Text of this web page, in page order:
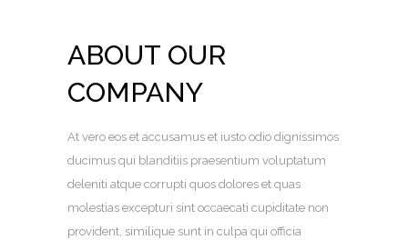
ABOUT OUR
COMPANY
At vero eos et accusamus et iusto odio dignissimos
ducimus qui blanditiis praesentium voluptatum
deleniti atque corrupti quos dolores et quas
molestias excepturi sint occaecati cupiditate non
provident, similique sunt in culpa qui officia